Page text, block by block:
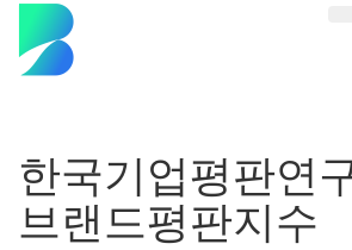
한국기업평판연
브랜드평판지수